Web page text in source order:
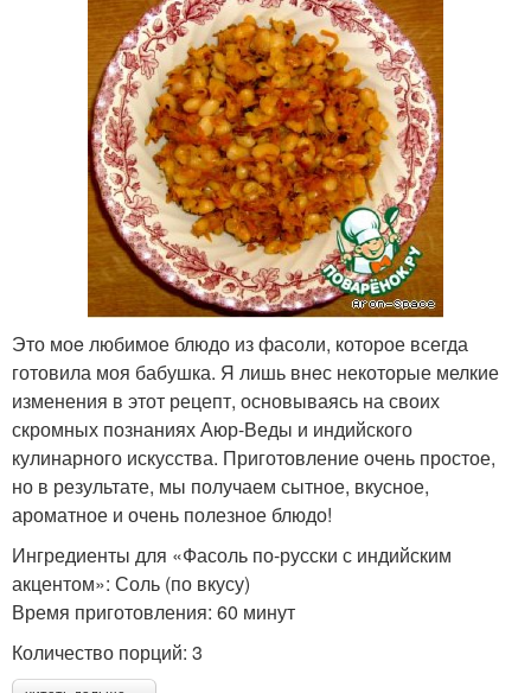
Это моe любимое блюдо из фасоли, которое всегда
готовила моя бабушка. Я лишь внeс некоторые мелкие
изменения в этот рецепт, основываясь на своих
скромных познаниях Аюр-Веды и индийского
кулинарного искусства. Приготовление очень простое,
но в результате, мы получаем сытное, вкусное,
ароматное и очень полезное блюдо!
Ингредиенты для «Фасоль по-русски с индийским
акцентом»: Соль (по вкусу)
Время приготовления: 60 минут
Количество порций: 3